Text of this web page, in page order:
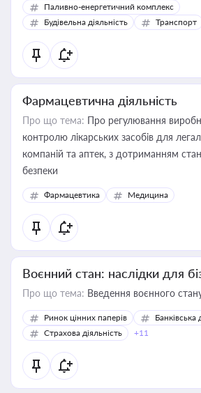
Паливно-енергетичний комплекс
Будівельна діяльність
Транспорт
Фармацевтична діяльність
Про що тема: Про регулювання
контролю лікарських засобів для
компаній та аптек, з дотриманням
безпеки
Фармацевтика Медицина
Воєнний стан: наслідки для
Про що тема: Введення воєнного
Ринок цінних паперів
Банківська
Страхова діяльність
+11